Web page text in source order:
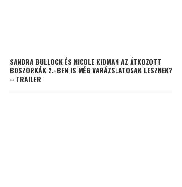
SANDRA BULLOCK ÉS NICOLE KIDMAN AZ ÁTKOZOTT
BOSZORKÁK 2.-BEN IS MÉG VARÁZSLATOSAK LESZNEK?
– TRAILER